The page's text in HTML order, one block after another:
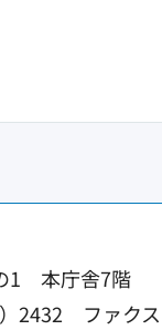
1 本庁舎7階
2432
ファク